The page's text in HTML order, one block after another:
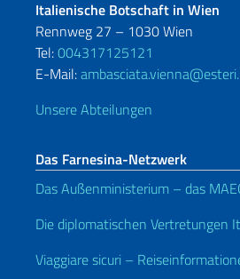
Italienische Botschaft in Wien
Rennweg 27 – 1030 Wien
Tel:004317125121
E-Mail:
Unsere Abteilungen
Das Farnesina-Netzwerk
Das Außenministerium – das
Die diplomatischen Vertretungen
Viaggiare sicuri –